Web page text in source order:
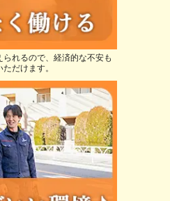
れるので、経済的な不安も
だけます。